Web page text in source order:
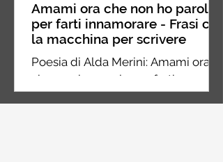
Amami ora che non ho parole
per farti innamorare - Frasi con
la macchina per scrivere
Poesia di Alda Merini: Amami ora
che non ho parole per farti